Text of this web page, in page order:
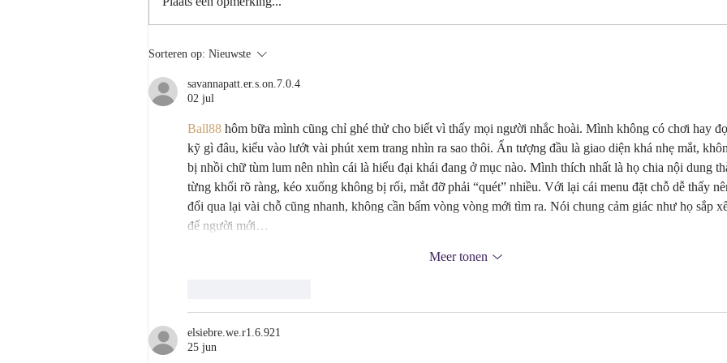
van Ilse van Kuilenburg, advocaat bij
Gelijk Advocaten. Een...
waren
Sorteren op: Nieuwste
savannapatt.er.s.on.7.0.4
02 jul
Ball88 hôm bữa mình cũng chỉ ghé thử cho biết vì thấy mọi người nhắc hoài. Mình không có chơi hay
kỹ gì đâu, kiểu vào lướt vài phút xem trang nhìn ra sao thôi. Ấn tượng đầu là giao diện khá nhẹ mắt,
bị nhồi chữ tùm lum nên nhìn cái là hiểu đại khái đang ở mục nào. Mình thích nhất là họ chia nội dung
từng khối rõ ràng, kéo xuống không bị rối, mắt đỡ phải “quét” nhiều. Với lại cái menu đặt chỗ dễ thấy
đổi qua lại vài chỗ cũng nhanh, không cần bấm vòng vòng mới tìm ra. Nói chung cảm giác như họ sắp
để người mới…
Meer tonen
elsiebre.we.r1.6.921
25 jun